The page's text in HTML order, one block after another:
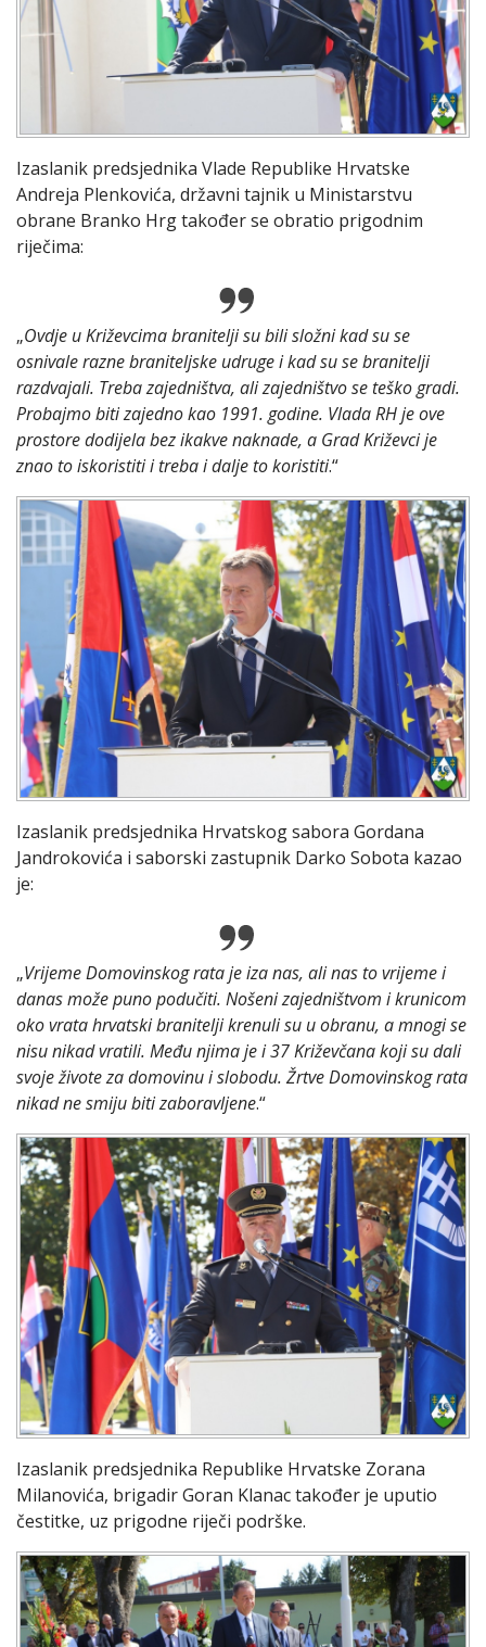
Izaslanik predsjednika Vlade Republike Hrvatske
Andreja Plenkovića, državni tajnik u Ministarstvu
obrane Branko Hrg također se obratio prigodnim
riječima:
„Ovdje u Križevcima branitelji su bili složni kad su se
osnivale razne braniteljske udruge i kad su se branitelji
razdvajali. Treba zajedništva, ali zajedništvo se teško gradi.
Probajmo biti zajedno kao 1991. godine. Vlada RH je ove
prostore dodijela bez ikakve naknade, a Grad Križevci je
znao to iskoristiti i treba i dalje to koristiti.“
Izaslanik predsjednika Hrvatskog sabora Gordana
Jandrokovića i saborski zastupnik Darko Sobota kazao
je:
„Vrijeme Domovinskog rata je iza nas, ali nas to vrijeme i
danas može puno podučiti. Nošeni zajedništvom i krunicom
oko vrata hrvatski branitelji krenuli su u obranu, a mnogi se
nisu nikad vratili. Među njima je i 37 Križevčana koji su dali
svoje živote za domovinu i slobodu. Žrtve Domovinskog rata
nikad ne smiju biti zaboravljene.“
Izaslanik predsjednika Republike Hrvatske Zorana
Milanovića, brigadir Goran Klanac također je uputio
čestitke, uz prigodne riječi podrške.